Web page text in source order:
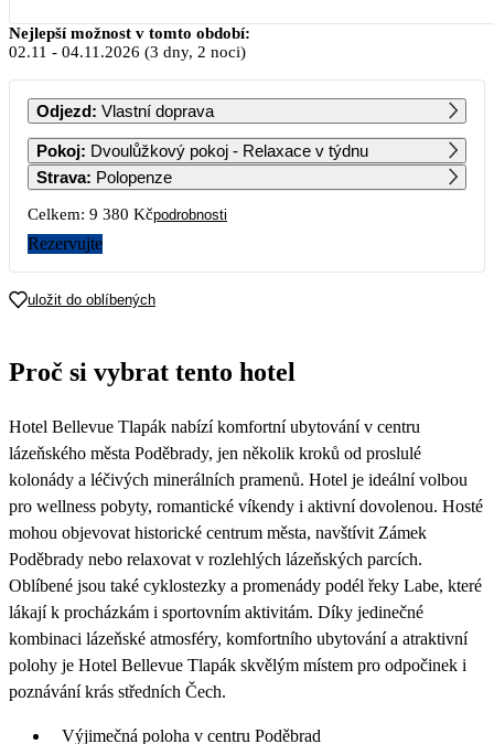
Listopad 2026
PO ÚT ST ČT PÁ SO NE
1
2
4 690
3
4 690
4
4 690
5 6 7 8
4 690 4 690 4 690 7 680 13 881
16
23
4 690
24 25 26
30
4 690
Nejlepší možnost v tomto období:
02.11 - 04.11.2026 (3 dny, 2 noci)
Odjezd: Vlastní doprava
Pokoj: Dvoulůžkový pokoj - Relaxace v týdnu
Strava: Polopenze
Celkem: 9 380 Kčpodrobnosti
Rezervujte
uložit do oblíbených
Proč si vybrat tento hotel
Hotel Bellevue Tlapák nabízí komfortní ubytování v centru
lázeňského města Poděbrady, jen několik kroků od proslulé
kolonády a léčivých minerálních pramenů. Hotel je ideální volbou
pro wellness pobyty, romantické víkendy i aktivní dovolenou. Hosté
mohou objevovat historické centrum města, navštívit Zámek
Poděbrady nebo relaxovat v rozlehlých lázeňských parcích.
Oblíbené jsou také cyklostezky a promenády podél řeky Labe, které
lákají k procházkám i sportovním aktivitám. Díky jedinečné
kombinaci lázeňské atmosféry, komfortního ubytování a atraktivní
polohy je Hotel Bellevue Tlapák skvělým místem pro odpočinek i
poznávání krás středních Čech.
Výjimečná poloha v centru Poděbrad